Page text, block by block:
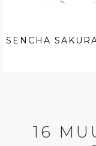
SENCHA
16